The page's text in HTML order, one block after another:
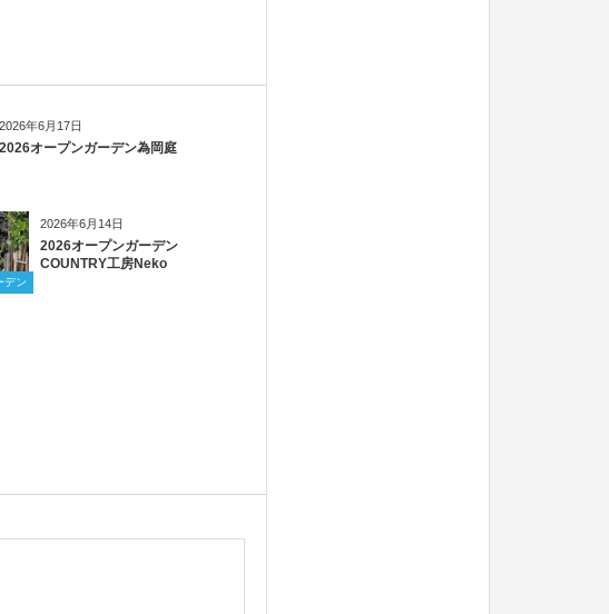
2026年6月17日
2026オープンガーデン為岡庭
2026年6月14日
デン
2026オープンガーデン
COUNTRY工房Neko